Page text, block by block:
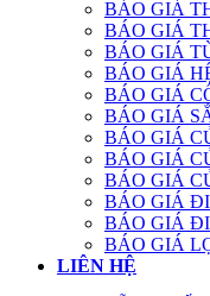
BÁO GIÁ
BÁO GIÁ
BÁO GIÁ
BÁO GIÁ
BÁO GIÁ
BÁO GIÁ
BÁO GIÁ
BÁO GIÁ
BÁO GIÁ
BÁO GIÁ
BÁO GIÁ
BÁO GIÁ
LIÊN HỆ